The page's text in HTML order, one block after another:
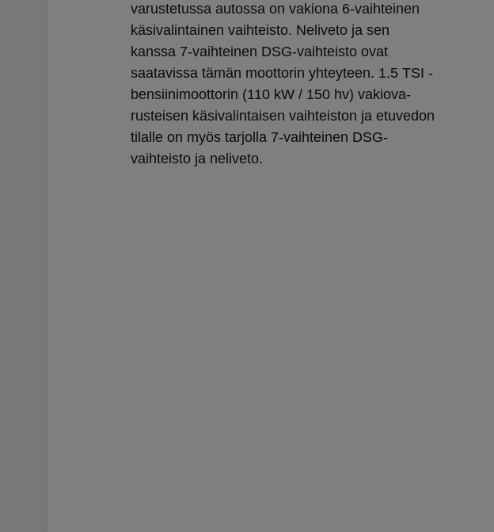
varustetussa autossa on vakiona 6-vaihteinen
käsivalintainen vaihteisto. Neliveto ja sen
kanssa 7-vaihteinen DSG-vaihteisto ovat
saatavissa tämän moottorin yhteyteen. 1.5 TSI -
bensiinimoottorin (110 kW / 150 hv) vakiova-
rusteisen käsivalintaisen vaihteiston ja etuvedon
tilalle on myös tarjolla 7-vaihteinen DSG-
vaihteisto ja neliveto.